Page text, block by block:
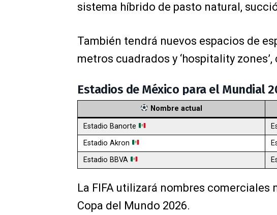
sistema híbrido de pasto natural,
También tendrá nuevos espacios de
metros cuadrados y ‘hospitality zones’,
Estadios de México para el Mundial
Nombre actual
Estadio Banorte
Estadio Akron
Estadio BBVA
La FIFA utilizará nombres
Copa del Mundo 2026.